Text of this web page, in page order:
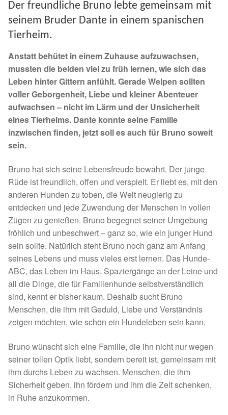
Spenden 2022
Januar bis Juni 2022
Spenden 2021
Juli bis Dezember 2021
Fördermitgliedschaft
Tierschutz
Auslandstierschutz
Schutzgebühr
Unsere Notnasen
Notnasen in Deutschland
Notnasen noch im Ausland
Notnasen mit Handicap
Wichtige Gedanken vor der Adoption
Sicherheitsgeschirr
Der freundliche Bruno lebte gemeinsam mit
seinem Bruder Dante in einem spanischen
Tierheim.
Anstatt behütet in einem Zuhause aufzuwachsen,
mussten die beiden viel zu früh lernen, wie sich das
Leben hinter Gittern anfühlt. Gerade Welpen sollten
voller Geborgenheit, Liebe und kleiner Abenteuer
aufwachsen – nicht im Lärm und der Unsicherheit
eines Tierheims. Dante konnte seine Familie
inzwischen finden, jetzt soll es auch für Bruno soweit
sein.
Bruno hat sich seine Lebensfreude bewahrt. Der junge
Rüde ist freundlich, offen und verspielt. Er liebt es, mit den
anderen Hunden zu toben, die Welt neugierig zu
entdecken und jede Zuwendung der Menschen in vollen
Zügen zu genießen. Bruno begegnet seiner Umgebung
fröhlich und unbeschwert – ganz so, wie ein junger Hund
sein sollte. Natürlich steht Bruno noch ganz am Anfang
seines Lebens und muss vieles erst lernen. Das Hunde-
ABC, das Leben im Haus, Spaziergänge an der Leine und
all die Dinge, die für Familienhunde selbstverständlich
sind, kennt er bisher kaum. Deshalb sucht Bruno
Menschen, die ihm mit Geduld, Liebe und Verständnis
zeigen möchten, wie schön ein Hundeleben sein kann.
Bruno wünscht sich eine Familie, die ihn nicht nur wegen
seiner tollen Optik liebt, sondern bereit ist, gemeinsam mit
ihm durchs Leben zu wachsen. Menschen, die ihm
Sicherheit geben, ihn fördern und ihm die Zeit schenken,
in Ruhe anzukommen.